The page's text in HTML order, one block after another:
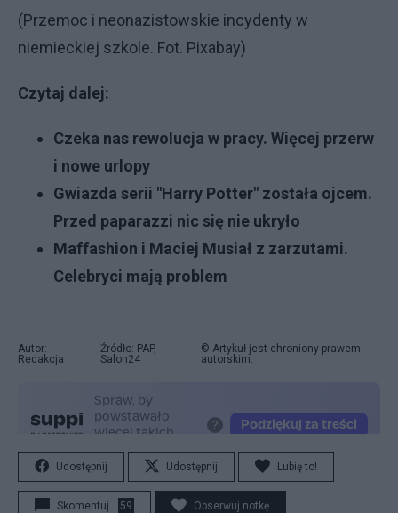
(Przemoc i neonazistowskie incydenty w
niemieckiej szkole. Fot. Pixabay)
Czytaj dalej:
Czeka nas rewolucja w pracy. Więcej przerw
i nowe urlopy
Gwiazda serii "Harry Potter" została ojcem.
Przed paparazzi nic się nie ukryło
Maffashion i Maciej Musiał z zarzutami.
Celebryci mają problem
Autor:
Redakcja
Źródło: PAP,
Salon24
© Artykuł jest chroniony prawem
autorskim.
Udostępnij Udostępnij Lubię to!
Skomentuj 59 Obserwuj notkę